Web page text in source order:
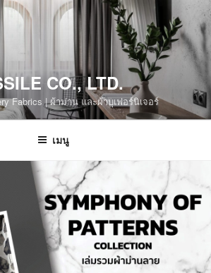
CO., LTD.
Fabrics | ผ้าม่าน และผ้าบุเฟอร์นิเจอร์
เมนู